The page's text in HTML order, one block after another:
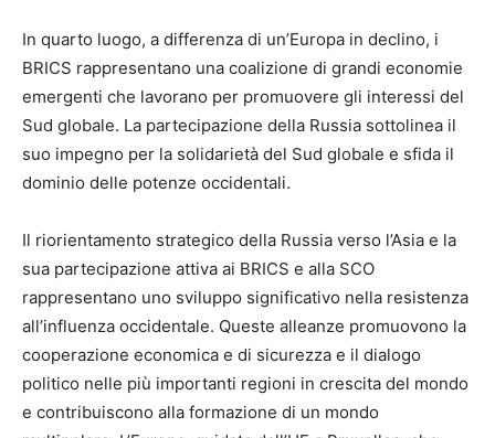
In quarto luogo, a differenza di un’Europa in declino, i
BRICS rappresentano una coalizione di grandi economie
emergenti che lavorano per promuovere gli interessi del
Sud globale. La partecipazione della Russia sottolinea il
suo impegno per la solidarietà del Sud globale e sfida il
dominio delle potenze occidentali.
Il riorientamento strategico della Russia verso l’Asia e la
sua partecipazione attiva ai BRICS e alla SCO
rappresentano uno sviluppo significativo nella resistenza
all’influenza occidentale. Queste alleanze promuovono la
cooperazione economica e di sicurezza e il dialogo
politico nelle più importanti regioni in crescita del mondo
e contribuiscono alla formazione di un mondo